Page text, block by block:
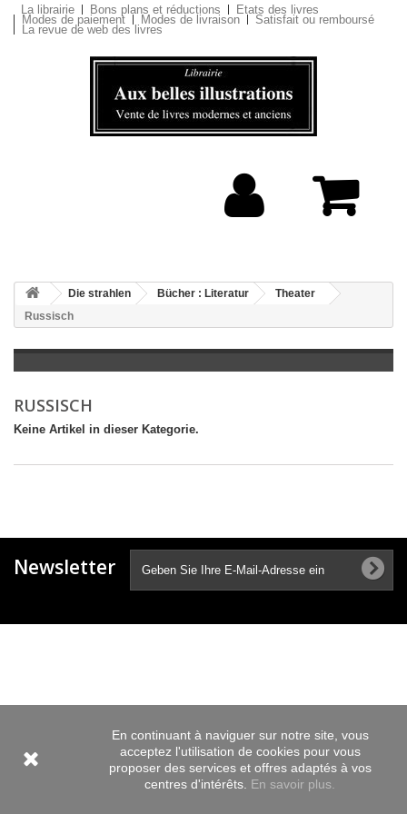
La librairie Bons plans et réductions Etats des livres
Modes de paiement Modes de livraison Satisfait ou remboursé
La revue de web des livres
Die strahlen Bücher : Literatur
Theater
Russisch
RUSSISCH
Keine Artikel in dieser Kategorie.
Newsletter
En continuant à naviguer sur notre site, vous
acceptez l'utilisation de cookies pour vous
proposer des services et offres adaptés à vos
centres d'intérêts. En savoir plus.